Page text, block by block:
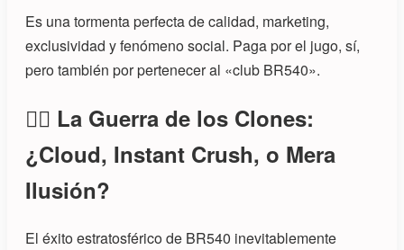
Es una tormenta perfecta de calidad, marketing,
exclusividad y fenómeno social. Paga por el jugo, sí,
pero también por pertenecer al «club BR540».
👯‍♀️ La Guerra de los Clones:
¿Cloud, Instant Crush, o Mera
Ilusión?
El éxito estratosférico de BR540 inevitablemente